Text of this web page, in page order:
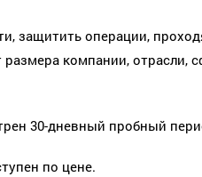
защитить операции,
размера компании, отрасли,
30-дневный пробный
по цене.